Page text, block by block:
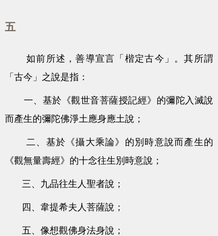
五
如前所述，善導宣言「楷定古今」。其所謂
「古今」之說是指：
一、基於《觀世音菩薩授記經》的彌陀入滅說
而產生的彌陀佛淨土應身應土說；
二、基於《攝大乘論》的別時意說而產生的
《觀無量壽經》的十念往生別時意說；
三、九品往生人聖者說；
四、韋提希夫人菩薩說；
五、像想觀佛身法身說；